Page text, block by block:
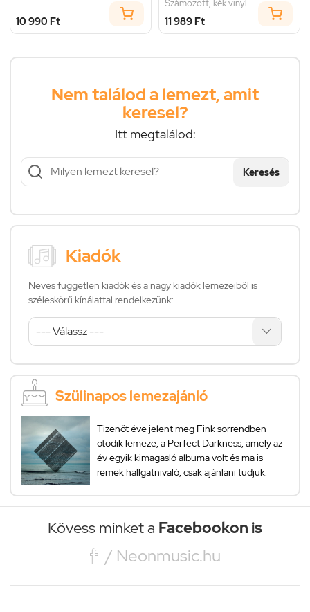
10 990 Ft
Számozott, kék vinyl
11 989 Ft
Nem találod a lemezt, amit
keresel?
Itt megtalálod:
Keresés
Kiadók
Neves független kiadók és a nagy kiadók lemezeiből is
széleskörű kínálattal rendelkezünk:
Szülinapos lemezajánló
Tizenöt éve jelent meg Fink sorrendben
ötödik lemeze, a Perfect Darkness, amely az
év egyik kimagasló albuma volt és ma is
remek hallgatnivaló, csak ajánlani tudjuk.
Kövess minket a Facebookon is
 / Neonmusic.hu